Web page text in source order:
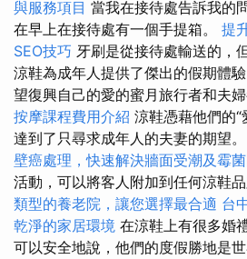
與服務項目 當我在接待處告訴我的
在早上在接待處有一個手提箱。 提
SEO技巧 牙刷是從接待處輸送的，
涼鞋為成年人提供了傑出的假期體
望復興自己的愛的蜜月旅行者和夫
按摩課程費用介紹 涼鞋憑藉他們的“
達到了只尋求成年人的夫妻的期望。
壁癌處理，快速解決牆面受潮及霉
活動，可以將客人附加到任何涼鞋
類型的養老院，讓您選擇最合適 台
乾淨的家居環境 在涼鞋上有很多婚
可以安全地說，他們的度假勝地是